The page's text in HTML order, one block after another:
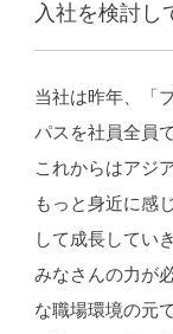
入社を検討し
当社は昨年、「
パスを社員全員
これからはアジ
もっと身近に感
して成長してい
みなさんの力が
な職場環境の元